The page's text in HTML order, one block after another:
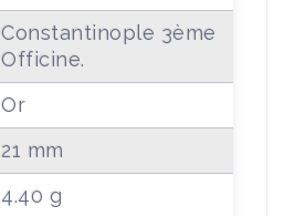
Constantinople 3ème
Officine.
Or
21 mm
4.40 g